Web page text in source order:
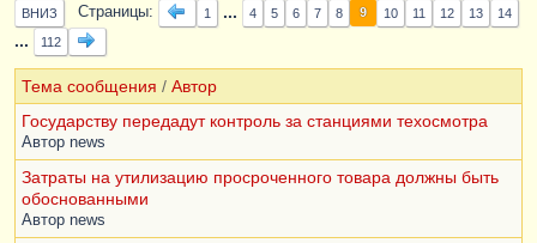
ВНИЗ Страницы 1 ... 4 5 6 7 8 9 10 11 12 13 14
... 112
Тема сообщения / Автор
Государству передадут контроль за станциями техосмотра
Автор news
Затраты на утилизацию просроченного товара должны быть
обоснованными
Автор news